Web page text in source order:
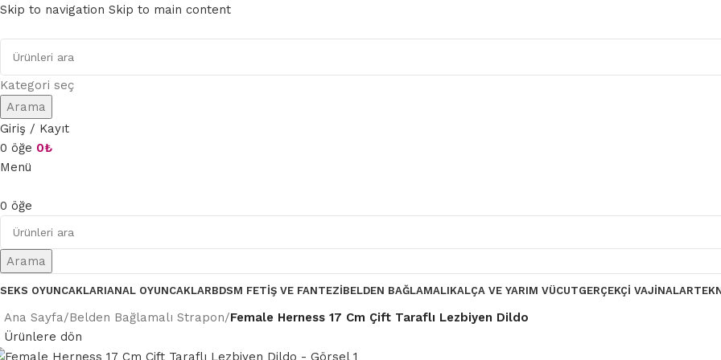
Skip to navigation Skip to main content
Kategori seç
Arama
Giriş / Kayıt
0 öğe 0₺
Menü
0 öğe
Arama
SEKS OYUNCAKLARIANAL OYUNCAKLARBDSM FETIŞ VE FANTEZIBELDEN BAĞLAMALIKALÇA VE YARIM VÜCUTGERÇEKÇI VAJINALAR
Ana Sayfa/Belden Bağlamalı Strapon/Female Herness 17 Cm Çift Taraflı Lezbiyen Dildo
Ürünlere dön